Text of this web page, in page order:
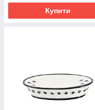
Купити